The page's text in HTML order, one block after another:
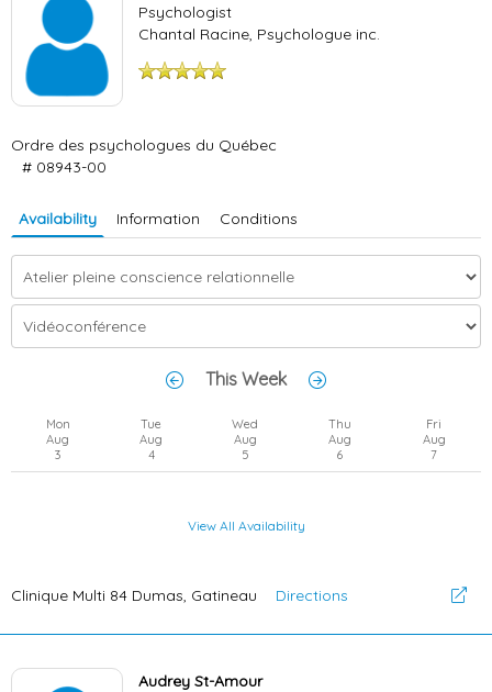
Psychologist
Chantal Racine, Psychologue inc.
5/5 stars
Ordre des psychologues du Québec
# 08943-00
Availability Information Conditions
This Week
Mon
Aug
3
Tue
Aug
4
Wed
Aug
5
Thu
Aug
6
Fri
Aug
7
View All Availability
Clinique Multi 84 Dumas, Gatineau Directions
Audrey St-Amour